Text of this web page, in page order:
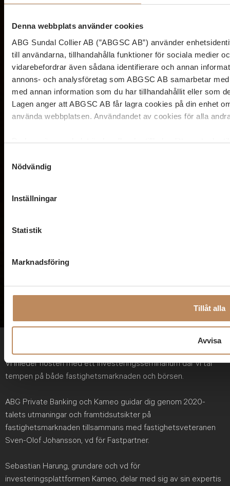
Denna webbplats använder cookies
ABG Sundal Collier AB (”ABGSC AB”) använder
till användarna, tillhandahålla funktioner för sociala medier
vidarebefordrar även sådana identifierare och annan
annons- och analysföretag som ABGSC AB samarbetar
med annan information som du har tillhandahållit eller som
Lagen anger att ABGSC AB får lagra cookies på din enhet
använda webbplatsen. Användandet av cookies för alla
Du kan när som helst ändra eller dra tillbaka ditt samtycke
AB via e-post till
Nödvändig
Inställningar
Statistik
Marknadsföring
Tillåt alla
Avvisa
Välkommen på event med ABG Private
Banking & Kameo
&
Vi inleder hösten med ett investeringsseminarium där vi tar
tempen på både fastighetsmarknaden och börsen.
ABG Private Banking och Kameo guidar dig genom 2020-
talets utmaningar och framtidsutsikter på
fastighetsmarknaden tillsammans med fastighetsveteranen
Sven-Olof Johansson, vd för Fastpartner.
Sebastian Harung, grundare och vd för
investeringsplattformen Kameo, delar med sig av sin expertis